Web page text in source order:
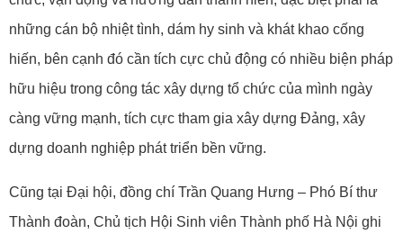
những cán bộ nhiệt tình, dám hy sinh và khát khao cống
hiến, bên cạnh đó cần tích cực chủ động có nhiều biện pháp
hữu hiệu trong công tác xây dựng tổ chức của mình ngày
càng vững mạnh, tích cực tham gia xây dựng Đảng, xây
dựng doanh nghiệp phát triển bền vững.
Cũng tại Đại hội, đồng chí Trần Quang Hưng – Phó Bí thư
Thành đoàn, Chủ tịch Hội Sinh viên Thành phố Hà Nội ghi